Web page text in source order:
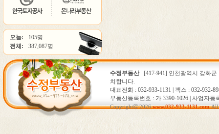
오늘:
105명
전체:
387,087명
수정부동산
[417-941] 인천광역시 강화
치합니다.
대표전화 : 032-933-1131 | 팩스 : 032-932-
부동산등록번호 : 가 3390-1026 | 사업자등
Copyrightⓒ 2026 www.032-933-1131.com. All